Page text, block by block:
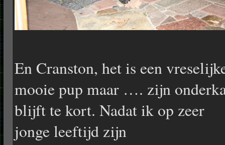
En Cranston, het is een
mooie pup maar …. zijn
blijft te kort. Nadat ik op zeer
jonge leeftijd zijn